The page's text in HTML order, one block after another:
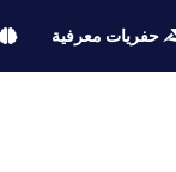
حفريات معرفية